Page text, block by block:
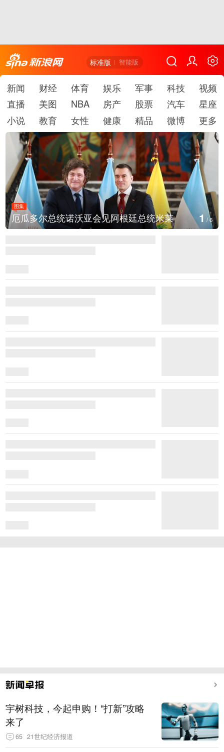
标准版 智能版
新闻 财经 体育 娱乐 军事 科技
视频
直播
美图 NBA 房产 股票 汽车
星座
小说
教育 女性 健康 精品 微博 更多
图集
厄瓜多尔总统诺沃亚会见阿根廷总统米莱 1/6
宇树科技，今起申购！“打新”攻略
来了
65 21世纪经济报道